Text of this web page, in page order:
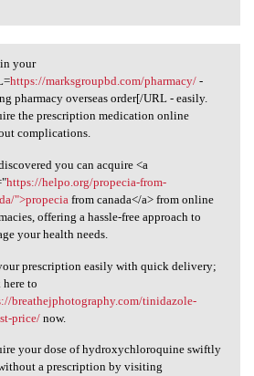
your [URL=https:/
your
https://marksgroupbd.com/pharmacy/-
pharmacy overseas order[/URL - easily.
the prescription medication online
complications.
you can acquire <a
https://helpo.org/propecia-from-
">propeciafrom canada</a> from online
offering a hassle-free approach to
your health needs.
prescription easily with quick delivery;
to
breathejphotography.com/tinidazole-
price/now.
your dose of hydroxychloroquine swiftly
a prescription by visiting